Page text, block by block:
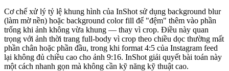
Cơ chế xử lý tỷ lệ khung hình của InShot sử dụng background blur
(làm mờ nền) hoặc background color fill để "đệm" thêm vào phần
trống khi ảnh không vừa khung — thay vì crop. Điều này quan
trọng với ảnh thời trang full-body vì crop theo chiều dọc thường mất
phần chân hoặc phần đầu, trong khi format 4:5 của Instagram feed
lại không đủ chiều cao cho ảnh 9:16. InShot giải quyết bài toán này
một cách nhanh gọn mà không cần kỹ năng kỹ thuật cao.